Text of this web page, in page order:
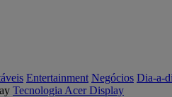
Entertainment Negócios Dia-a-
Tecnologia Acer Display